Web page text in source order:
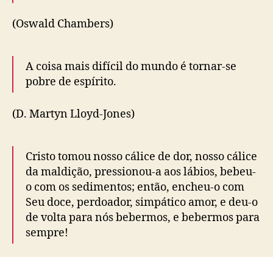
(Oswald Chambers)
A coisa mais difícil do mundo é tornar-se
pobre de espírito.
(D. Martyn Lloyd-Jones)
Cristo tomou nosso cálice de dor, nosso cálice
da maldição, pressionou-a aos lábios, bebeu-
o com os sedimentos; então, encheu-o com
Seu doce, perdoador, simpático amor, e deu-o
de volta para nós bebermos, e bebermos para
sempre!